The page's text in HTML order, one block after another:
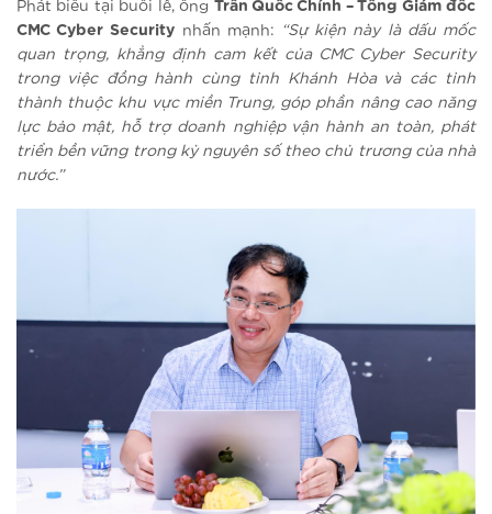
Phát biểu tại buổi lễ, ông Trần Quốc Chính – Tổng Giám đốc
CMC Cyber Security nhấn mạnh:
“Sự kiện này là dấu mốc
quan trọng, khẳng định cam kết của CMC Cyber Security
trong việc đồng hành cùng tỉnh Khánh Hòa và các tỉnh
thành thuộc khu vực miền Trung, góp phần nâng cao năng
lực bảo mật, hỗ trợ doanh nghiệp vận hành an toàn, phát
triển bền vững trong kỷ nguyên số theo chủ trương của nhà
nước.”